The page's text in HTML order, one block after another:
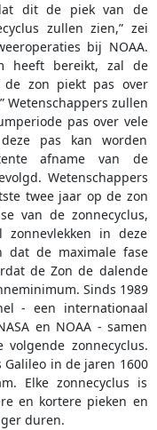
dit de piek van de
zullen zien,” zei
bij NOAA.
heeft bereikt, zal de
de zon piekt pas over
Wetenschappers zullen
pas over vele
pas kan worden
afname van de
Wetenschappers
twee jaar op de zon
van de zonnecyclus,
zonnevlekken in deze
dat de maximale fase
de Zon de dalende
Sinds 1989
- een internationaal
en NOAA - samen
zonnecyclus.
in de jaren 1600
Elke zonnecyclus is
en kortere pieken en
duren.